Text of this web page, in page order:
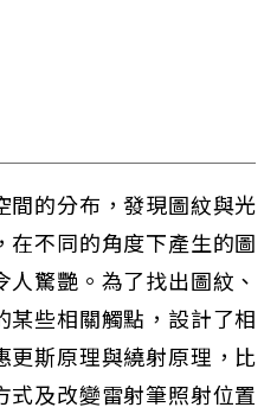
間的分布，發現圖紋與光
在不同的角度下產生的圖
驚艷。為了找出圖紋、
某些相關觸點，設計了相
更斯原理與繞射原理，比
式及改變雷射筆照射位置